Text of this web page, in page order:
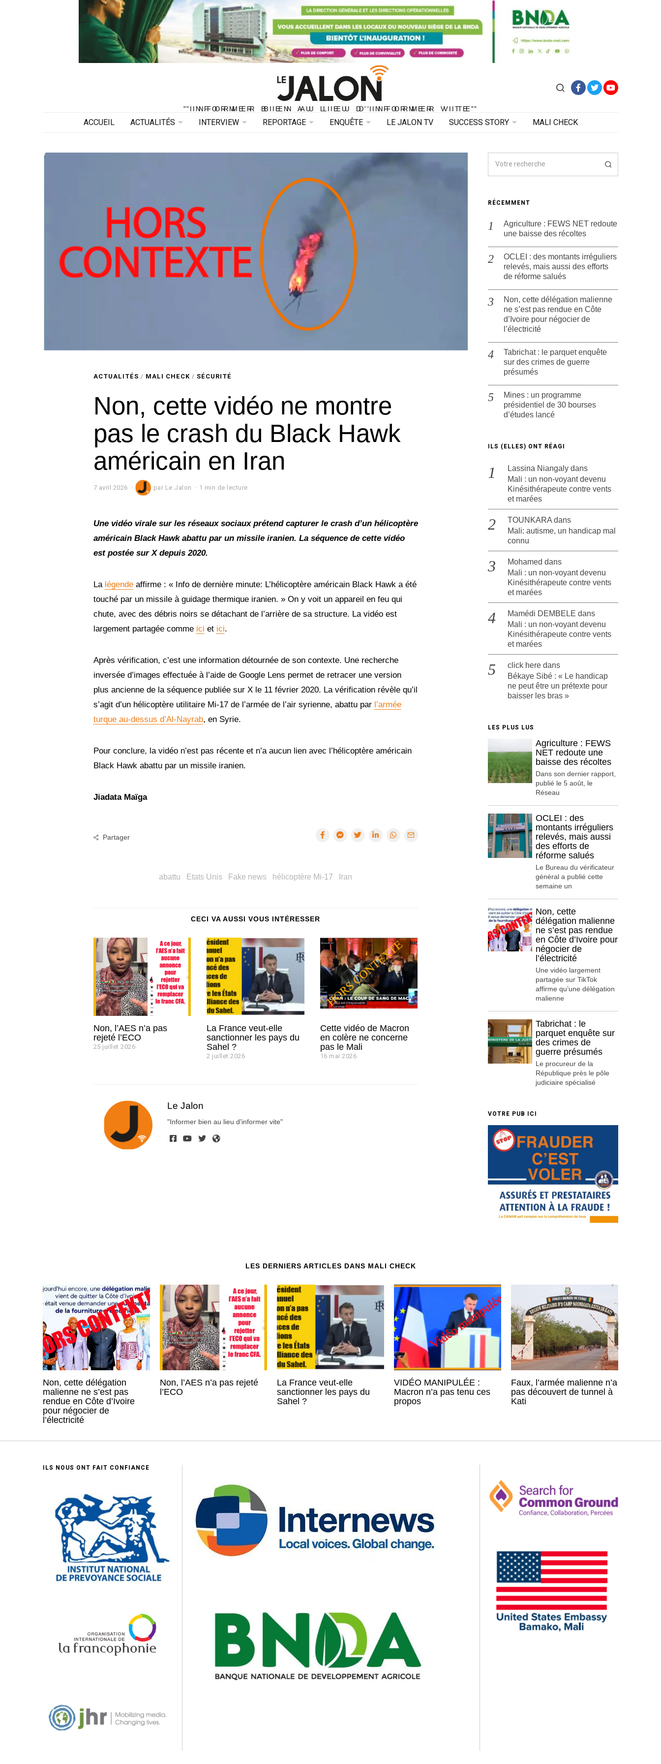
"INFORMER BIEN AU LIEU D'INFORMER VITE"
"INFORMER BIEN AU LIEU D'INFORMER VITE"
ACCUEIL ACTUALITÉS INTERVIEW REPORTAGE ENQUÊTE LE JALON TV SUCCESS STORY MALI CHECK
ACTUALITÉS / MALI CHECK / SÉCURITÉ
Non, cette vidéo ne montre
pas le crash du Black Hawk
américain en Iran
7 avril 2026
i
2
0
2
par Le Jalon 1 min de lecture
Une vidéo virale sur les réseaux sociaux prétend capturer le crash d’un hélicoptère
américain Black Hawk abattu par un missile iranien. La séquence de cette vidéo
est postée sur X depuis 2020.
La légendeaffirme : « Info de dernière minute: L’hélicoptère américain Black Hawk a été
touché par un missile à guidage thermique iranien. » On y voit un appareil en feu qui
chute, avec des débris noirs se détachant de l’arrière de sa structure. La vidéo est
largement partagée comme ici et ici.
Après vérification, c’est une information détournée de son contexte. Une recherche
inversée d’images effectuée à l’aide de Google Lens permet de retracer une version
plus ancienne de la séquence publiée sur X le 11 février 2020. La vérification révèle qu’il
s’agit d’un hélicoptère utilitaire Mi-17 de l’armée de l’air syrienne, abattu par l’armée
turque au-dessus d’Al-Nayrab, en Syrie.
Pour conclure, la vidéo n’est pas récente et n’a aucun lien avec l’hélicoptère américain
Black Hawk abattu par un missile iranien.
Jiadata Maïga
Partager
abattu Etats Unis Fake news hélicoptère Mi-17 Iran
CECI VA AUSSI VOUS INTÉRESSER
Non, l’AES n’a pas
rejeté l’ECO
25 juillet 2026
l
e
2
0
La France veut-elle
sanctionner les pays du
Sahel ?
2 juillet 2026
2
Cette vidéo de Macron
en colère ne concerne
pas le Mali
16 mai 2026
Le Jalon
"Informer bien au lieu d'informer vite"
RÉCEMMENT
Agriculture : FEWS NET redoute
une baisse des récoltes
OCLEI : des montants irréguliers
relevés, mais aussi des efforts
de réforme salués
Non, cette délégation malienne
ne s’est pas rendue en Côte
d’Ivoire pour négocier de
l’électricité
Tabrichat : le parquet enquête
sur des crimes de guerre
présumés
Mines : un programme
présidentiel de 30 bourses
d’études lancé
ILS (ELLES) ONT RÉAGI
Lassina Niangaly dans
Mali : un non-voyant devenu
Kinésithérapeute contre vents
et marées
TOUNKARA dans
Mali: autisme, un handicap mal
connu
Mohamed dans
Mali : un non-voyant devenu
Kinésithérapeute contre vents
et marées
Mamédi DEMBELE dans
Mali : un non-voyant devenu
Kinésithérapeute contre vents
et marées
click here dans
Békaye Sibé : « Le handicap
ne peut être un prétexte pour
baisser les bras »
LES PLUS LUS
Agriculture : FEWS
NET redoute une
baisse des récoltes
Dans son dernier rapport,
publié le 5 août, le
Réseau
OCLEI : des
montants irréguliers
relevés, mais aussi
des efforts de
réforme salués
Le Bureau du vérificateur
général a publié cette
semaine un
Non, cette
délégation malienne
ne s’est pas rendue
en Côte d’Ivoire pour
négocier de
l’électricité
Une vidéo largement
partagée sur TikTok
affirme qu’une délégation
malienne
Tabrichat : le
parquet enquête sur
des crimes de
guerre présumés
Le procureur de la
République près le pôle
judiciaire spécialisé
VOTRE PUB ICI
LES DERNIERS ARTICLES DANS MALI CHECK
Non, cette délégation
malienne ne s’est pas
rendue en Côte d’Ivoire
pour négocier de
l’électricité
Non, l’AES n’a pas rejeté
l’ECO
La France veut-elle
sanctionner les pays du
Sahel ?
VIDÉO MANIPULÉE :
Macron n’a pas tenu ces
propos
Faux, l’armée malienne n’a
pas découvert de tunnel à
Kati
ILS NOUS ONT FAIT CONFIANCE